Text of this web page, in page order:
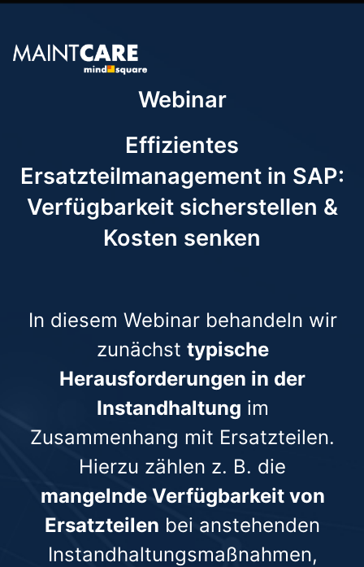
Webinar
Effizientes
Ersatzteilmanagement in SAP:
Verfügbarkeit sicherstellen &
Kosten senken
In diesem Webinar behandeln wir
zunächst typische
Herausforderungen in der
Instandhaltung im
Zusammenhang mit Ersatzteilen.
Hierzu zählen z. B. die
mangelnde Verfügbarkeit von
Ersatzteilen bei anstehenden
Instandhaltungsmaßnahmen,